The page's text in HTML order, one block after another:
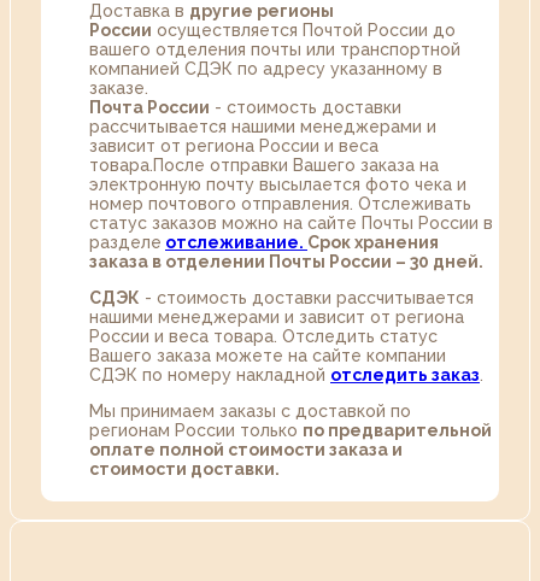
Доставка в другие регионы
России осуществляется Почтой России до
вашего отделения почты или транспортной
компанией СДЭК по адресу указанному в
заказе.
Почта России - стоимость доставки
рассчитывается нашими менеджерами и
зависит от региона России и веса
товара.После отправки Вашего заказа на
электронную почту высылается фото чека и
номер почтового отправления. Отслеживать
статус заказов можно на сайте Почты России в
разделе oтслеживание. Срок хранения
заказа в отделении Почты России – 30 дней.
СДЭК - стоимость доставки рассчитывается
нашими менеджерами и зависит от региона
России и веса товара. Отследить статус
Вашего заказа можете на сайте компании
СДЭК по номеру накладной отследить заказ
Мы принимаем заказы с доставкой по
регионам России только по предварительной
оплате полной стоимости заказа и
стоимости доставки.